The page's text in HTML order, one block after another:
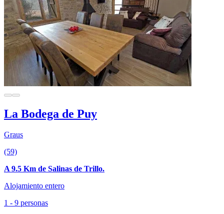
La Bodega de Puy
Graus
(59)
A 9.5 Km de Salinas de Trillo.
Alojamiento entero
1 - 9 personas